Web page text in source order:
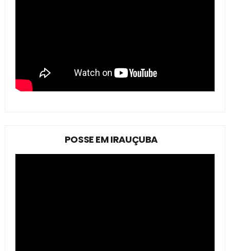
POSSE EM IRAUÇUBA